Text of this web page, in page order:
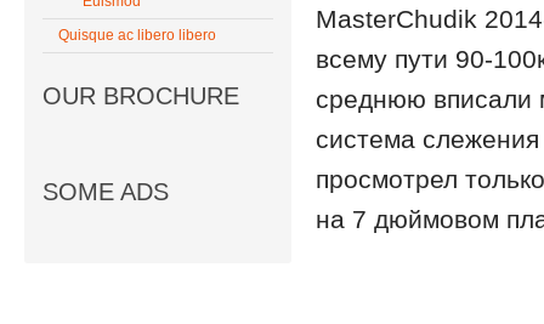
Quisque ac libero libero
OUR BROCHURE
SOME ADS
MasterChudik
всему пути 90-
среднюю вписали
система
просмотрел
на 7 дюймовом